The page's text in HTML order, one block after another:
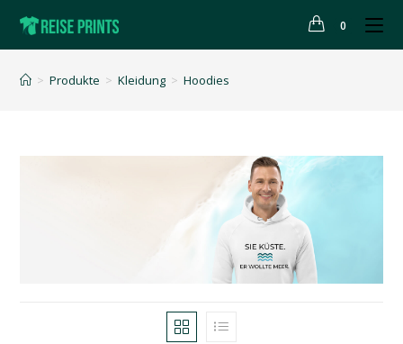
0
> Produkte > Kleidung > Hoodies